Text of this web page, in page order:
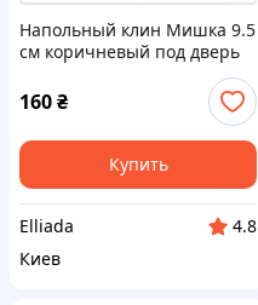
Напольный клин Мишка 9.5
см коричневый под дверь
160₴
Купить
Elliada
4.8
Киев